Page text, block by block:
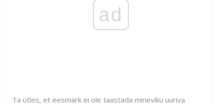
ad
Ta ütles, et eesmärk ei ole taastada mineviku uuriva